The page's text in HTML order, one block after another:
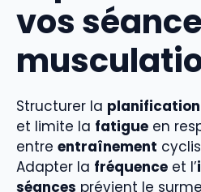
vos
Structurer la planification
et limite la fatigue en
entre entraînement
Adapter la fréquence et l’
séances prévient le